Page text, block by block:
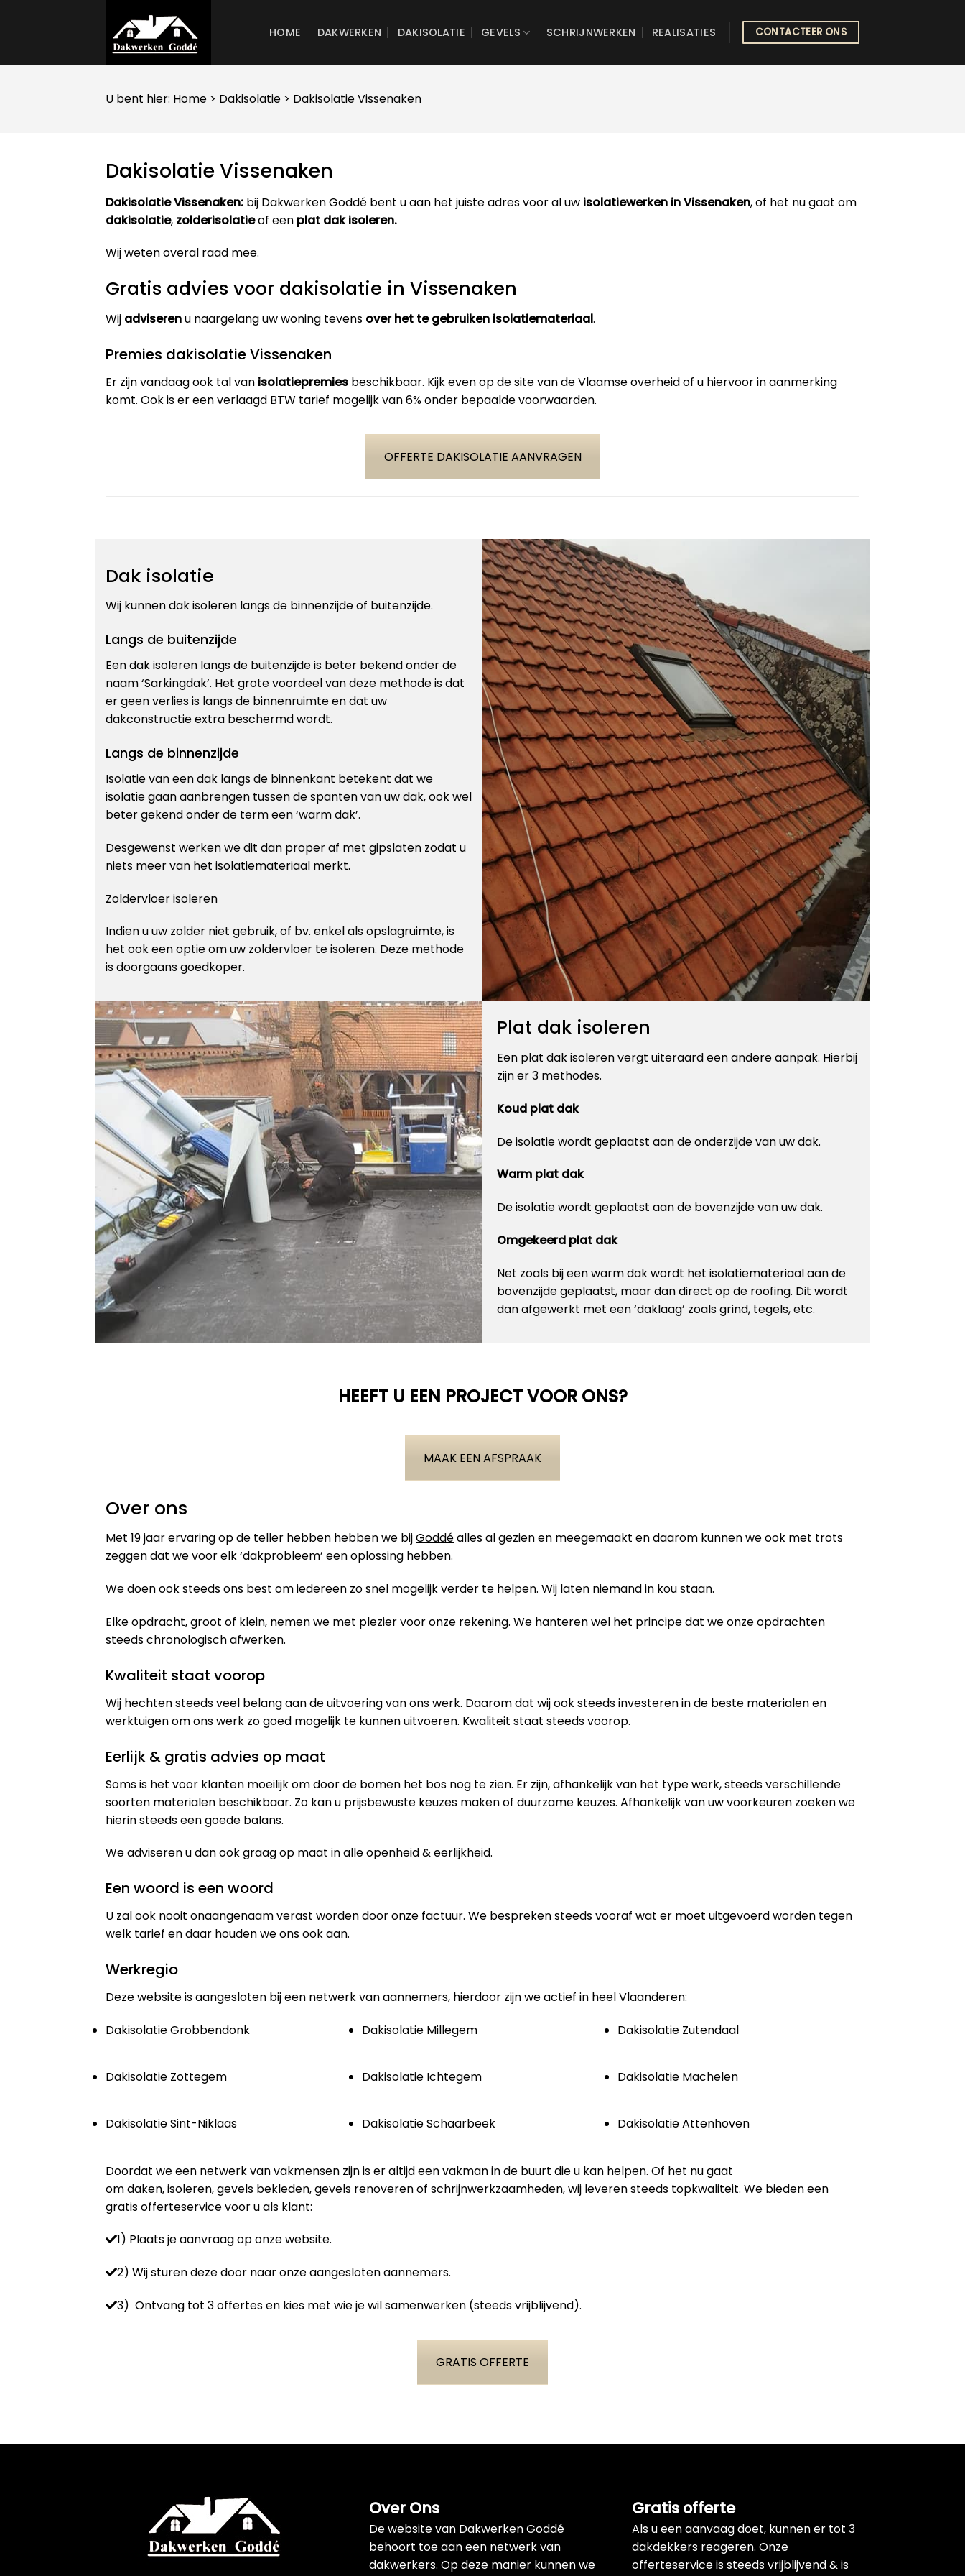
HOME DAKWERKEN DAKISOLATIE GEVELS SCHRIJNWERKEN REALISATIES CONTACTEER ONS
U bent hier: Home > Dakisolatie > Dakisolatie Vissenaken
Dakisolatie Vissenaken
Dakisolatie Vissenaken: bij Dakwerken Goddé bent u aan het juiste adres voor al uw isolatiewerken in Vissenaken, of het nu gaat om
dakisolatie, zolderisolatieof een plat dak isoleren.
Wij weten overal raad mee.
Gratis advies voor dakisolatie in Vissenaken
Wij adviserenu naargelang uw woning tevens over het te gebruiken isolatiemateriaal.
Premies dakisolatie Vissenaken
Er zijn vandaag ook tal van isolatiepremies beschikbaar. Kijk even op de site van deVlaamse overheidof u hiervoor in aanmerking
komt. Ook is er eenverlaagd BTW tarief mogelijk van 6%onder bepaalde voorwaarden.
OFFERTE DAKISOLATIE AANVRAGEN
Dak isolatie
Wij kunnen dak isoleren langs de binnenzijde of buitenzijde.
Langs de buitenzijde
Een dak isoleren langs de buitenzijde is beter bekend onder de
naam ‘Sarkingdak’. Het grote voordeel van deze methode is dat
er geen verlies is langs de binnenruimte en dat uw
dakconstructie extra beschermd wordt.
Langs de binnenzijde
Isolatie van een dak langs de binnenkant betekent dat we
isolatie gaan aanbrengen tussen de spanten van uw dak, ook wel
beter gekend onder de term een ‘warm dak’.
Desgewenst werken we dit dan proper af met gipslaten zodat u
niets meer van het isolatiemateriaal merkt.
Zoldervloer isoleren
Indien u uw zolder niet gebruik, of bv. enkel als opslagruimte, is
het ook een optie om uw zoldervloer te isoleren. Deze methode
is doorgaans goedkoper.
Plat dak isoleren
Een plat dak isoleren vergt uiteraard een andere aanpak. Hierbij
zijn er 3 methodes.
Koud plat dak
De isolatie wordt geplaatst aan de onderzijde van uw dak.
Warm plat dak
De isolatie wordt geplaatst aan de bovenzijde van uw dak.
Omgekeerd plat dak
Net zoals bij een warm dak wordt het isolatiemateriaal aan de
bovenzijde geplaatst, maar dan direct op de roofing. Dit wordt
dan afgewerkt met een ‘daklaag’ zoals grind, tegels, etc.
HEEFT U EEN PROJECT VOOR ONS?
MAAK EEN AFSPRAAK
Over ons
Met 19 jaar ervaring op de teller hebben hebben we bijGoddéalles al gezien en meegemaakt en daarom kunnen we ook met trots
zeggen dat we voor elk ‘dakprobleem’ een oplossing hebben.
We doen ook steeds ons best om iedereen zo snel mogelijk verder te helpen. Wij laten niemand in kou staan.
Elke opdracht, groot of klein, nemen we met plezier voor onze rekening. We hanteren wel het principe dat we onze opdrachten
steeds chronologisch afwerken.
Kwaliteit staat voorop
Wij hechten steeds veel belang aan de uitvoering vanons werk. Daarom dat wij ook steeds investeren in de beste materialen en
werktuigen om ons werk zo goed mogelijk te kunnen uitvoeren. Kwaliteit staat steeds voorop.
Eerlijk & gratis advies op maat
Soms is het voor klanten moeilijk om door de bomen het bos nog te zien. Er zijn, afhankelijk van het type werk, steeds verschillende
soorten materialen beschikbaar. Zo kan u prijsbewuste keuzes maken of duurzame keuzes. Afhankelijk van uw voorkeuren zoeken we
hierin steeds een goede balans.
We adviseren u dan ook graag op maat in alle openheid & eerlijkheid.
Een woord is een woord
U zal ook nooit onaangenaam verast worden door onze factuur. We bespreken steeds vooraf wat er moet uitgevoerd worden tegen
welk tarief en daar houden we ons ook aan.
Werkregio
Deze website is aangesloten bij een netwerk van aannemers, hierdoor zijn we actief in heel Vlaanderen:
Dakisolatie Grobbendonk
Dakisolatie Millegem Dakisolatie Zutendaal
Dakisolatie Zottegem Dakisolatie Ichtegem Dakisolatie Machelen
Dakisolatie Sint-Niklaas Dakisolatie Schaarbeek Dakisolatie Attenhoven
Doordat we een netwerk van vakmensen zijn is er altijd een vakman in de buurt die u kan helpen. Of het nu gaat
omdaken,isoleren,gevels bekleden,gevels renoverenof schrijnwerkzaamheden, wij leveren steeds topkwaliteit. We bieden een
gratis offerteservice voor u als klant:
1) Plaats je aanvraag op onze website.
2) Wij sturen deze door naar onze aangesloten aannemers.
3) Ontvang tot 3 offertes en kies met wie je wil samenwerken (steeds vrijblijvend).
GRATIS OFFERTE
Over Ons
De website van Dakwerken Goddé
behoort toe aan een netwerk van
dakwerkers. Op deze manier kunnen we
Gratis offerte
Als u een aanvaag doet, kunnen er tot 3
dakdekkers reageren. Onze
offerteservice is steeds vrijblijvend & is